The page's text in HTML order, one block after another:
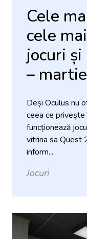
Cele
cele
jocuri
–
Deși Oculus nu
ceea ce
funcționează
vitrina sa Quest
inform...
Jocuri